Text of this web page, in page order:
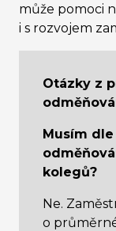
může pomoci
i s rozvojem
Otázky z
Musím
kolegů?
Ne.
o